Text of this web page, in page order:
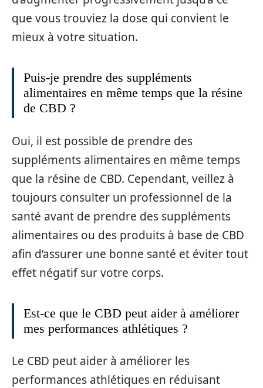
que vous trouviez la dose qui convient le
mieux à votre situation.
Puis-je prendre des suppléments
alimentaires en même temps que la résine
de CBD ?
Oui, il est possible de prendre des
suppléments alimentaires en même temps
que la résine de CBD. Cependant, veillez à
toujours consulter un professionnel de la
santé avant de prendre des suppléments
alimentaires ou des produits à base de CBD
afin d’assurer une bonne santé et éviter tout
effet négatif sur votre corps.
Est-ce que le CBD peut aider à améliorer
mes performances athlétiques ?
Le CBD peut aider à améliorer les
performances athlétiques en réduisant